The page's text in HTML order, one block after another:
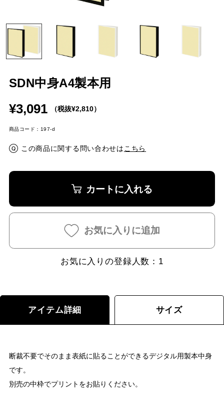
SDN中身A4製本用
¥3,091 （税抜¥2,810）
商品コード：197-d
この商品に関する問い合わせは こちら
カートに入れる
お気に入りに追加
お気に入りの登録人数： 1
アイテム詳細 サイズ
断裁不要でそのまま表紙に貼ることができるデジタル用製本中身
です。
別売の中枠でプリントをお貼りください。